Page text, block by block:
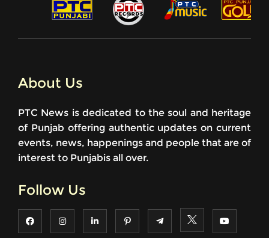
About Us
PTC News is dedicated to the soul and heritage
of Punjab offering authentic updates on current
events, news, happenings and people that are of
interest to Punjabis all over.
Follow Us